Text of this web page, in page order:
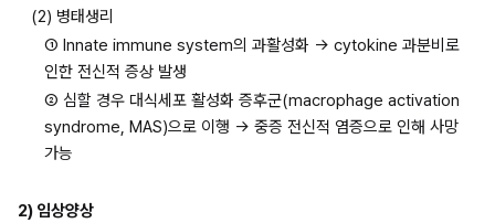
(2) 병태생리
① Innate immune system의 과활성화 → cytokine 과분비로
인한 전신적 증상 발생
② 심할 경우 대식세포 활성화 증후군(macrophage activation
syndrome, MAS)으로 이행 → 중증 전신적 염증으로 인해 사망
가능
2) 임상양상